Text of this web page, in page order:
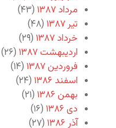
مرداد ۱۳۸۷
(۴۳)
تیر ۱۳۸۷
(۴۸)
خرداد ۱۳۸۷
(۲۹)
اردیبهشت ۱۳۸۷
(۲۶)
فروردین ۱۳۸۷
(۱۴)
اسفند ۱۳۸۶
(۲۴)
بهمن ۱۳۸۶
(۲۱)
دی ۱۳۸۶
(۱۶)
آذر ۱۳۸۶
(۲۷)